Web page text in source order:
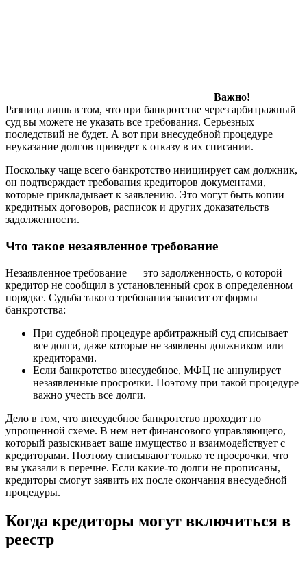
Важно!
Разница лишь в том, что при банкротстве через арбитражный
суд вы можете не указать все требования. Серьезных
последствий не будет. А вот при внесудебной процедуре
неуказание долгов приведет к отказу в их списании.
Поскольку чаще всего банкротство инициирует сам должник,
он подтверждает требования кредиторов документами,
которые прикладывает к заявлению. Это могут быть копии
кредитных договоров, расписок и других доказательств
задолженности.
Что такое незаявленное требование
Незаявленное требование — это задолженность, о которой
кредитор не сообщил в установленный срок в определенном
порядке. Судьба такого требования зависит от формы
банкротства:
При судебной процедуре арбитражный суд списывает
все долги, даже которые не заявлены должником или
кредиторами.
Если банкротство внесудебное, МФЦ не аннулирует
незаявленные просрочки. Поэтому при такой процедуре
важно учесть все долги.
Дело в том, что внесудебное банкротство проходит по
упрощенной схеме. В нем нет финансового управляющего,
который разыскивает ваше имущество и взаимодействует с
кредиторами. Поэтому списывают только те просрочки, что
вы указали в перечне. Если какие-то долги не прописаны,
кредиторы смогут заявить их после окончания внесудебной
процедуры.
Когда кредиторы могут включиться в
реестр